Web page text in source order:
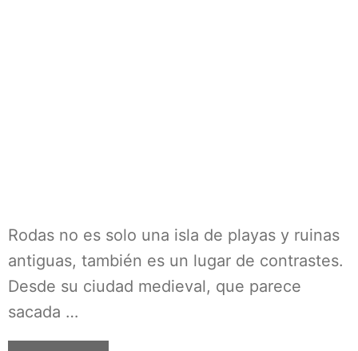
Rodas no es solo una isla de playas y ruinas
antiguas, también es un lugar de contrastes.
Desde su ciudad medieval, que parece
sacada …